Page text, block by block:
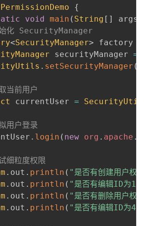
PermissionDemo
{
void main ( String [ ] args
化 SecurityManager
<SecurityManager> factory
securityManager =
. setSecurityManager (
前用户
currentUser =
户登录
. login ( new org . apache .
粒度权限
. out . println ( "是否有创建用户
. out . println ( "是否有编辑ID为
. out . println ( "是否有删除用户
. out . println ( "是否有编辑ID为